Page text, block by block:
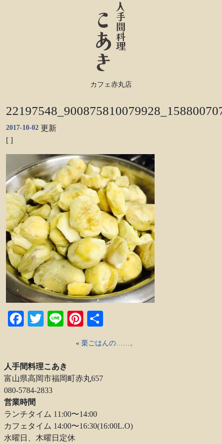
カフェ赤丸店
2017-10-02 更新
[ ]
Facebook
TwitterLinePinterest
« 栗ごはんの……。
人手間料理こあき
富山県高岡市福岡町赤丸657
080-5784-2833
営業時間
ランチタイム 11:00〜14:00
カフェタイム 14:00〜16:30(16:00L.O)
水曜日、木曜日定休